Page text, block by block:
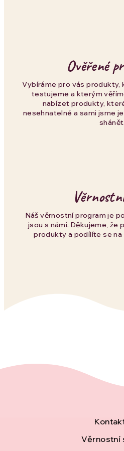
ý
p
i
s
Ověřené
Vybíráme pro vás produkty,
testujeme a kterým
nabízet produkty,
nesehnatelné a sami jsme
shánět.
Náš věrnostní program je
jsou s námi. Děkujeme, že
produkty a podílíte se
Věrnostní